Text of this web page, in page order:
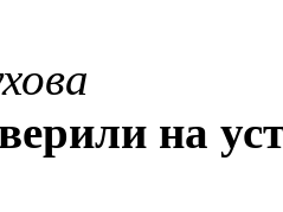
на